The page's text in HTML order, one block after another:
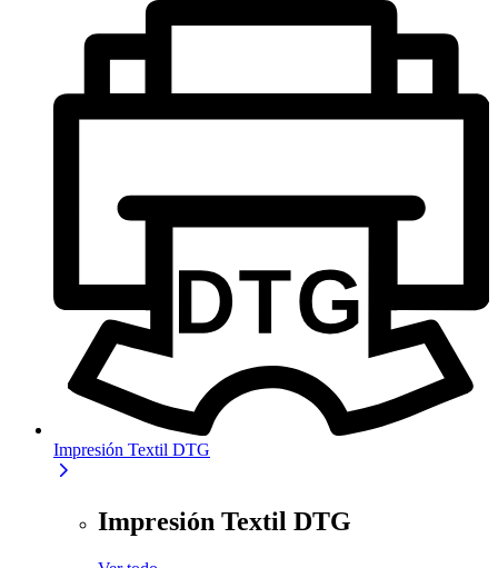
Impresión Textil DTG
Impresión Textil DTG